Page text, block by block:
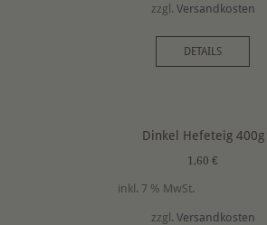
zzgl. Versandkosten
DETAILS
Dinkel Hefeteig 400g
1,60 €
inkl. 7 % MwSt.
zzgl. Versandkosten